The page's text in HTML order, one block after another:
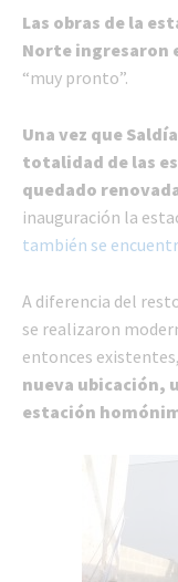
Las obras de la
Norte ingresaron
“muy pronto”.
Una vez que
totalidad de las
quedado
inauguración la
también se
A diferencia del
se realizaron
entonces existentes,
nueva ubicación,
estación